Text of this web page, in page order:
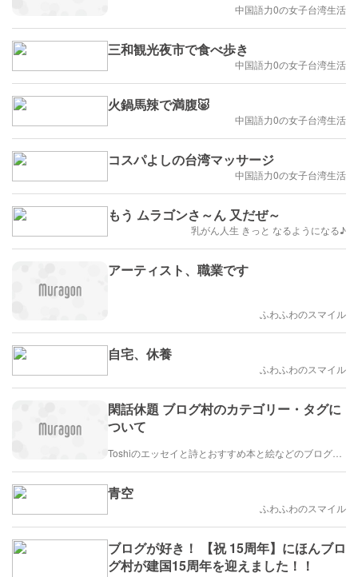
中国語力0の女子台湾生活
三和観光夜市で食べ歩き
中国語力0の女子台湾生活
火鍋馬辣で満腹🐷
中国語力0の女子台湾生活
コスパよしの台湾マッサージ
中国語力0の女子台湾生活
もう ムラゴンさ～ん 又だぜ～
乳がん人生 きっと なるようになる♪
アーティスト、職業です
ふわふわのスマイル
自宅、休養
ふわふわのスマイル
閑話休題 ブログ村のカテゴリー・タグに
ついて
青空
ふわふわのスマイル
ブログが好き！ 【祝 15周年】にほんブロ
グ村が建国15周年を迎えました！！